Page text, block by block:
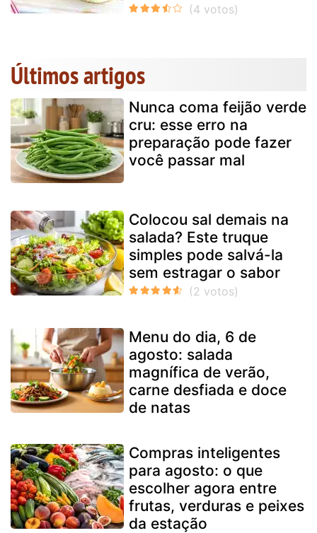
Últimos artigos
Nunca coma feijão verde
cru: esse erro na
preparação pode fazer
você passar mal
Colocou sal demais na
salada? Este truque
simples pode salvá-la
sem estragar o sabor
Menu do dia, 6 de
agosto: salada
magnífica de verão,
carne desfiada e doce
de natas
Compras inteligentes
para agosto: o que
escolher agora entre
frutas, verduras e peixes
da estação